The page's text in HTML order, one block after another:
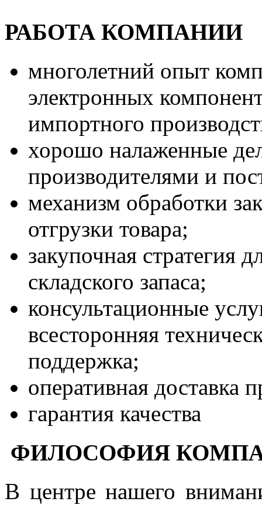
РАБОТА КОМПАНИИ
многолетний опыт
электронных
импортного
хорошо налаженные
производителями и
механизм обработки
отгрузки товара;
закупочная стратегия
складского запаса;
консультационные
всесторонняя
поддержка;
оперативная доставка
гарантия качества
ФИЛОСОФИЯ
В центре нашего